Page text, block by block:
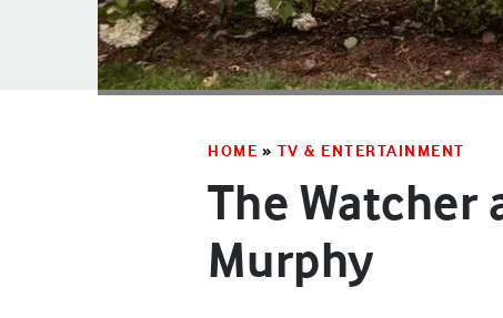
HOME » TV & ENTERTAINMENT
The Watcher
Murphy